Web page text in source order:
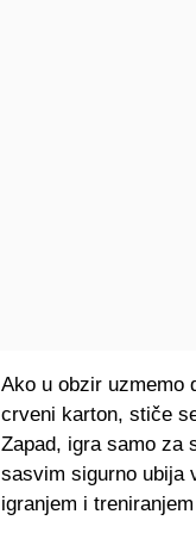
Ako u obzir uzmemo
crveni karton, stiče
Zapad, igra samo za
sasvim sigurno ubija
igranjem i